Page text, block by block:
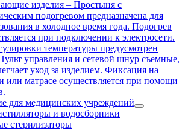
изделия – Простыня с
подогревом предназначена для
в холодное время года. Подогрев
при подключении к электросети.
температуры предусмотрен
управления и сетевой шнур съемные,
уход за изделием. Фиксация на
или матрасе осуществляется при помощи
для медицинских учреждений
и водосборники
стерилизаторы